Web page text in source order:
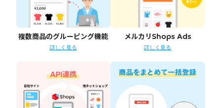
複数商品のグルーピング機能
詳しく見る
メルカリShops Ads
詳しく見る